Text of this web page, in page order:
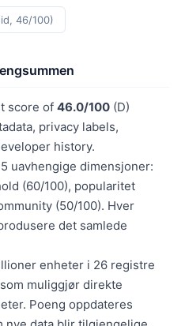
46/100)
score of 46.0/100 (D)
privacy labels,
history.
uavhengige dimensjoner:
(60/100), popularitet
(50/100). Hver
det samlede
enheter i 26 registre
muliggjør direkte
Poeng oppdateres